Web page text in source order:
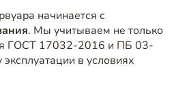
начинается с
. Мы учитываем не только
ГОСТ 17032-2016 и ПБ 03-
в условиях